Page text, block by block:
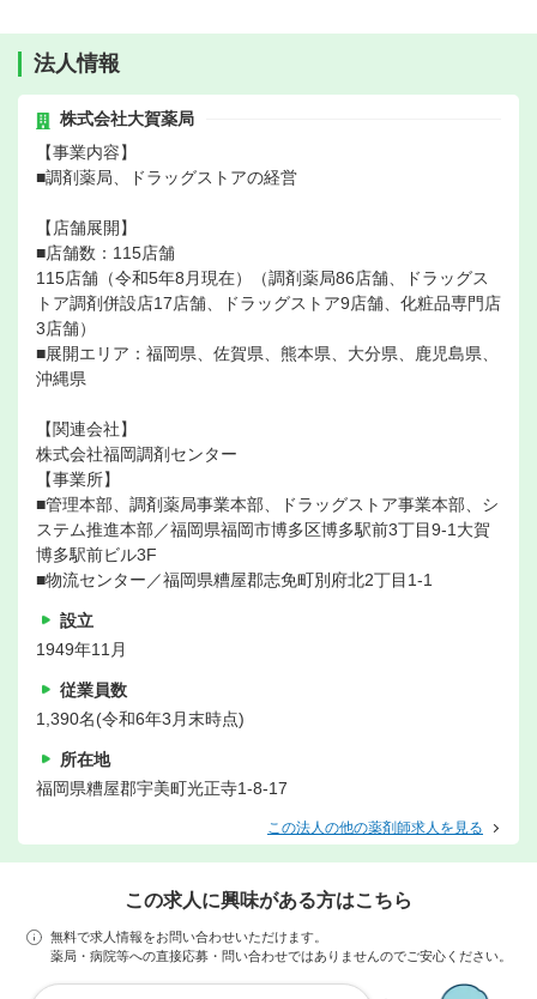
法人情報
株式会社大賀薬局
【事業内容】
■調剤薬局、ドラッグストアの経営
【店舗展開】
■店舗数：115店舗
115店舗（令和5年8月現在）（調剤薬局86店舗、ドラッグス
トア調剤併設店17店舗、ドラッグストア9店舗、化粧品専門店
3店舗）
■展開エリア：福岡県、佐賀県、熊本県、大分県、鹿児島県、
沖縄県
【関連会社】
株式会社福岡調剤センター
【事業所】
■管理本部、調剤薬局事業本部、ドラッグストア事業本部、シ
ステム推進本部／福岡県福岡市博多区博多駅前3丁目9-1大賀
博多駅前ビル3F
■物流センター／福岡県糟屋郡志免町別府北2丁目1-1
設立
1949年11月
従業員数
1,390名(令和6年3月末時点)
所在地
福岡県糟屋郡宇美町光正寺1-8-17
この法人の他の薬剤師求人を見る
この求人に興味がある方はこちら
無料で求人情報をお問い合わせいただけます。
薬局・病院等への直接応募・問い合わせではありませんのでご安心ください。